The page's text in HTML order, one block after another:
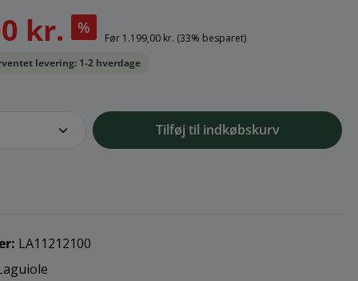
kr. %
Før 1.199,00 kr. (33% besparet)
levering: 1-2 hverdage
Tilføj til indkøbskurv
LA11212100